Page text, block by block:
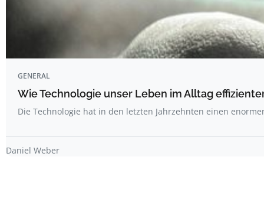
GENERAL
Wie Technologie unser Leben im Alltag
Die Technologie hat in den letzten Jahrzehnten einen
Daniel Weber